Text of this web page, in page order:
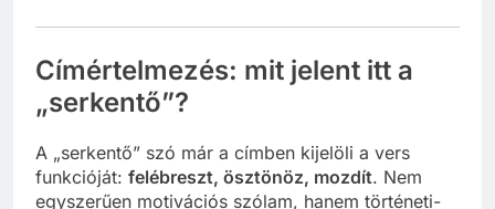
Címértelmezés: mit jelent itt a
„serkentő”?
A „serkentő” szó már a címben kijelöli a vers
funkcióját: felébreszt, ösztönöz, mozdít. Nem
egyszerűen motivációs szólam, hanem történeti-